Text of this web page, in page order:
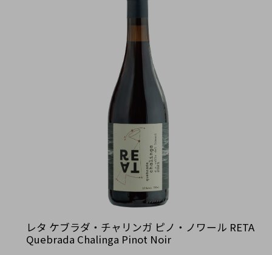
レタ ケブラダ・チャリンガ ピノ・ノワール RETA
Quebrada Chalinga Pinot Noir